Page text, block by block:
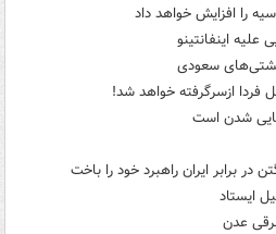
را افزایش خواهد داد
علیه اینفانتینو
سعودی
فردا ازسرگرفته خواهد شد!
شدن است
در برابر ایران راهبرد خود را باخت
ایستاد
عدن